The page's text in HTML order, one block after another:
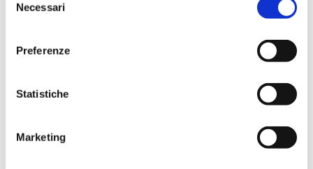
delNecessari
Preferenze
Statistiche
Marketing
PELLE SECCA: LE CAUSE E LA PERFETTA SKINCARE ROUTINE
scopriamo insieme la perfetta Skincare Routine per prendercene